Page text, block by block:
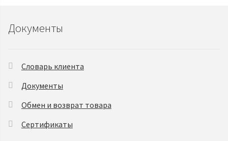
Документы
Словарь клиента
Документы
Обмен и возврат товара
Сертификаты